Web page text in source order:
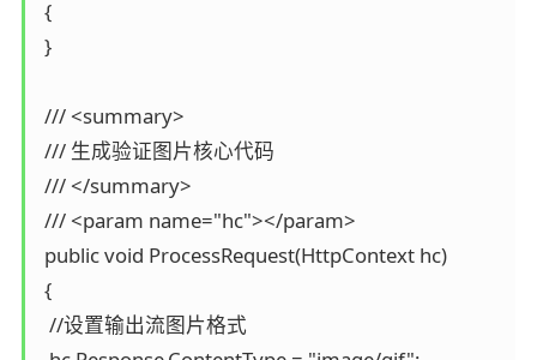
{
}
/// <summary>
/// 生成验证图片核心代码
/// </summary>
/// <param name="hc"></param>
public void ProcessRequest(HttpContext hc)
{
  //设置输出流图片格式